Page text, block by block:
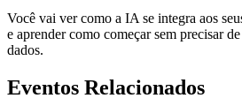
Você vai ver como a IA se integra aos
e aprender como começar sem precisar
dados.
Eventos Relacionados